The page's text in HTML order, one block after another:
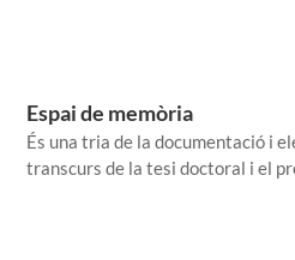
Espai de memòria
És una tria de la documentació i
transcurs de la tesi doctoral i el